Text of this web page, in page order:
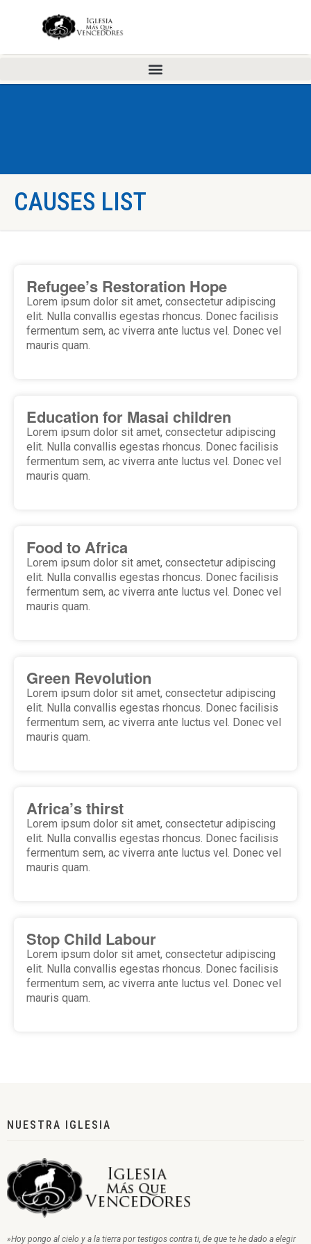
CAUSES LIST
Refugee’s Restoration Hope
Lorem ipsum dolor sit amet, consectetur adipiscing
elit. Nulla convallis egestas rhoncus. Donec facilisis
fermentum sem, ac viverra ante luctus vel. Donec vel
mauris quam.
Education for Masai children
Lorem ipsum dolor sit amet, consectetur adipiscing
elit. Nulla convallis egestas rhoncus. Donec facilisis
fermentum sem, ac viverra ante luctus vel. Donec vel
mauris quam.
Food to Africa
Lorem ipsum dolor sit amet, consectetur adipiscing
elit. Nulla convallis egestas rhoncus. Donec facilisis
fermentum sem, ac viverra ante luctus vel. Donec vel
mauris quam.
Green Revolution
Lorem ipsum dolor sit amet, consectetur adipiscing
elit. Nulla convallis egestas rhoncus. Donec facilisis
fermentum sem, ac viverra ante luctus vel. Donec vel
mauris quam.
Africa’s thirst
Lorem ipsum dolor sit amet, consectetur adipiscing
elit. Nulla convallis egestas rhoncus. Donec facilisis
fermentum sem, ac viverra ante luctus vel. Donec vel
mauris quam.
Stop Child Labour
Lorem ipsum dolor sit amet, consectetur adipiscing
elit. Nulla convallis egestas rhoncus. Donec facilisis
fermentum sem, ac viverra ante luctus vel. Donec vel
mauris quam.
NUESTRA IGLESIA
»Hoy pongo al cielo y a la tierra por testigos contra ti, de que te he dado a elegir